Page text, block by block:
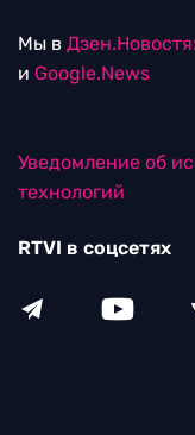
Мы в
и Google.News
Уведомление об
технологий
RTVI в соцсетях